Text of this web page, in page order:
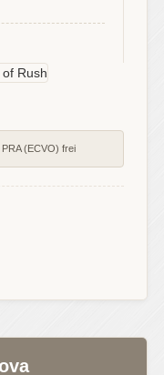
(ECVO) frei